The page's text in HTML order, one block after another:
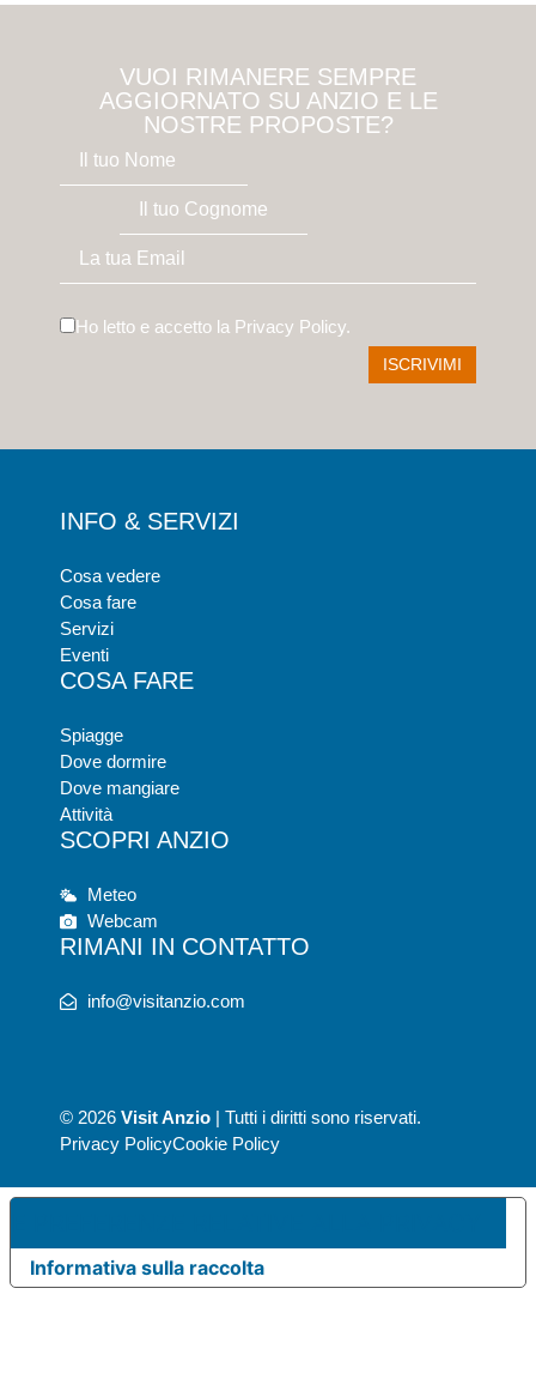
VUOI RIMANERE SEMPRE
AGGIORNATO SU ANZIO E LE
NOSTRE PROPOSTE?
Ho letto e accetto la Privacy Policy.
INFO & SERVIZI
Cosa vedere
Cosa fare
Servizi
Eventi
COSA FARE
Spiagge
Dove dormire
Dove mangiare
Attività
SCOPRI ANZIO
Meteo
Webcam
RIMANI IN CONTATTO
info@visitanzio.com
© 2026 Visit Anzio | Tutti i diritti sono riservati.
Privacy PolicyCookie Policy
Informativa sulla raccolta